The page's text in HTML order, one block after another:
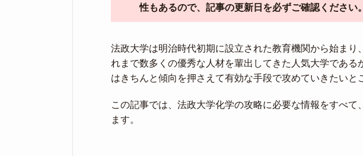
性もあるので、記事の更新日を必ずご確認ください。
法政大学は明治時代初期に設立された教育機関から始まり
れまで数多くの優秀な人材を輩出してきた人気大学である
はきちんと傾向を押さえて有効な手段で攻めていきたいと
この記事では、法政大学化学の攻略に必要な情報をすべて
ます。